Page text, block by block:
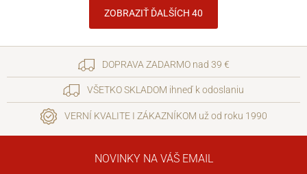
ZOBRAZIŤ ĎALŠÍCH 40
DOPRAVA ZADARMO nad 39 €
VŠETKO SKLADOM ihneď k odoslaniu
VERNÍ KVALITE I ZÁKAZNÍKOM už od roku 1990
NOVINKY NA VÁŠ EMAIL